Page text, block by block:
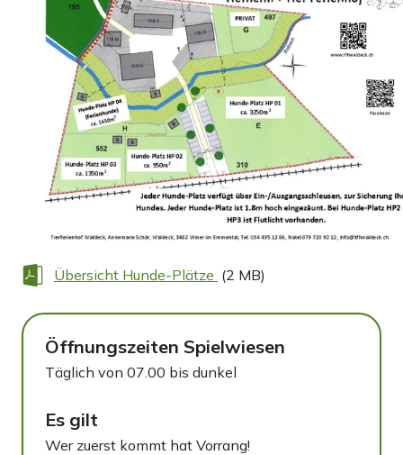
Übersicht Hunde-Plätze (2 MB)
Öffnungszeiten Spielwiesen
Täglich von 07.00 bis dunkel
Es gilt
Wer zuerst kommt hat Vorrang!